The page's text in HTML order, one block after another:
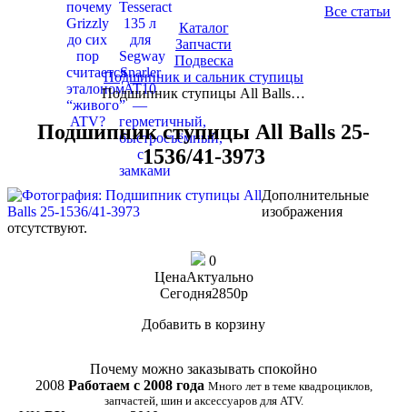
Все статьи
Каталог
Запчасти
Подвеска
Подшипник и сальник ступицы
Подшипник ступицы All Balls…
Подшипник ступицы All Balls 25-
1536/41-3973
Дополнительные
изображения
отсутствуют.
0
ЦенаАктуально
Сегодня2850p
Добавить в корзину
Почему можно заказывать спокойно
2008 Работаем с 2008 года Много лет в теме квадроциклов,
запчастей, шин и аксессуаров для ATV.